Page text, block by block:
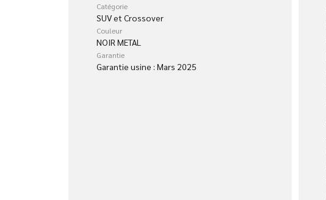
Catégorie
SUV et Crossover
Couleur
NOIR METAL
Garantie
Garantie usine : Mars 2025